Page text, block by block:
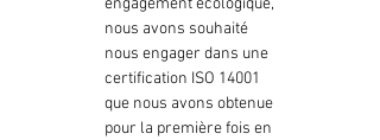
engagement écologique,
nous avons souhaité
nous engager dans une
certification ISO 14001
que nous avons obtenue
pour la première fois en